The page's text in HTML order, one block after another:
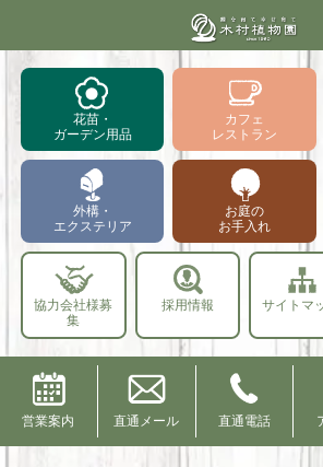
花苗・
ガーデン用品
カフェ
レストラン
外構・
エクステリア
お庭の
お手入れ
協力会社様募
集
採用情報 サイトマ
営業案内 直通メール 直通電話